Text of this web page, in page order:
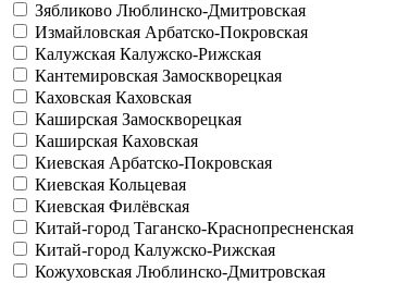
Зябликово Люблинско-Дмитровская
Измайловская Арбатско-Покровская
Калужская Калужско-Рижская
Кантемировская Замоскворецкая
Каховская Каховская
Каширская Замоскворецкая
Каширская Каховская
Киевская Арбатско-Покровская
Киевская Кольцевая
Киевская Филёвская
Китай-город Таганско-Краснопресненская
Китай-город Калужско-Рижская
Кожуховская Люблинско-Дмитровская